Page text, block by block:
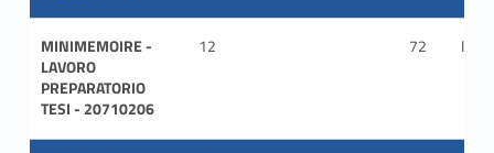
MINIMEMOIRE -
LAVORO
PREPARATORIO
TESI - 20710206
12 72 ITA